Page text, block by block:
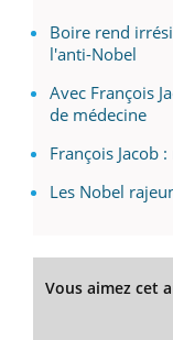
Boire rend
l'anti-Nobel
Avec François
de médecine
François Jacob
Les Nobel
Vous aimez cet